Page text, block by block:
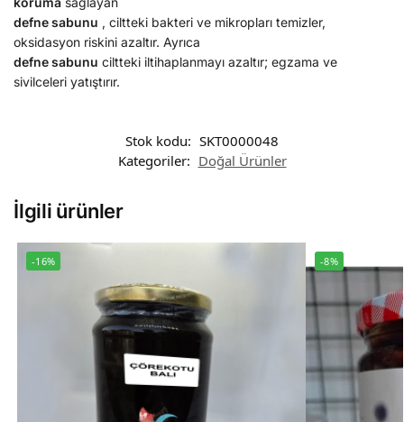
defne sabunu , ciltteki bakteri ve mikropları temizler,
oksidasyon riskini azaltır. Ayrıca
defne sabunu ciltteki iltihaplanmayı azaltır; egzama ve
sivilceleri yatıştırır.
Stok kodu: SKT0000048
Kategoriler: Doğal Ürünler
İlgili ürünler
-16% -8%